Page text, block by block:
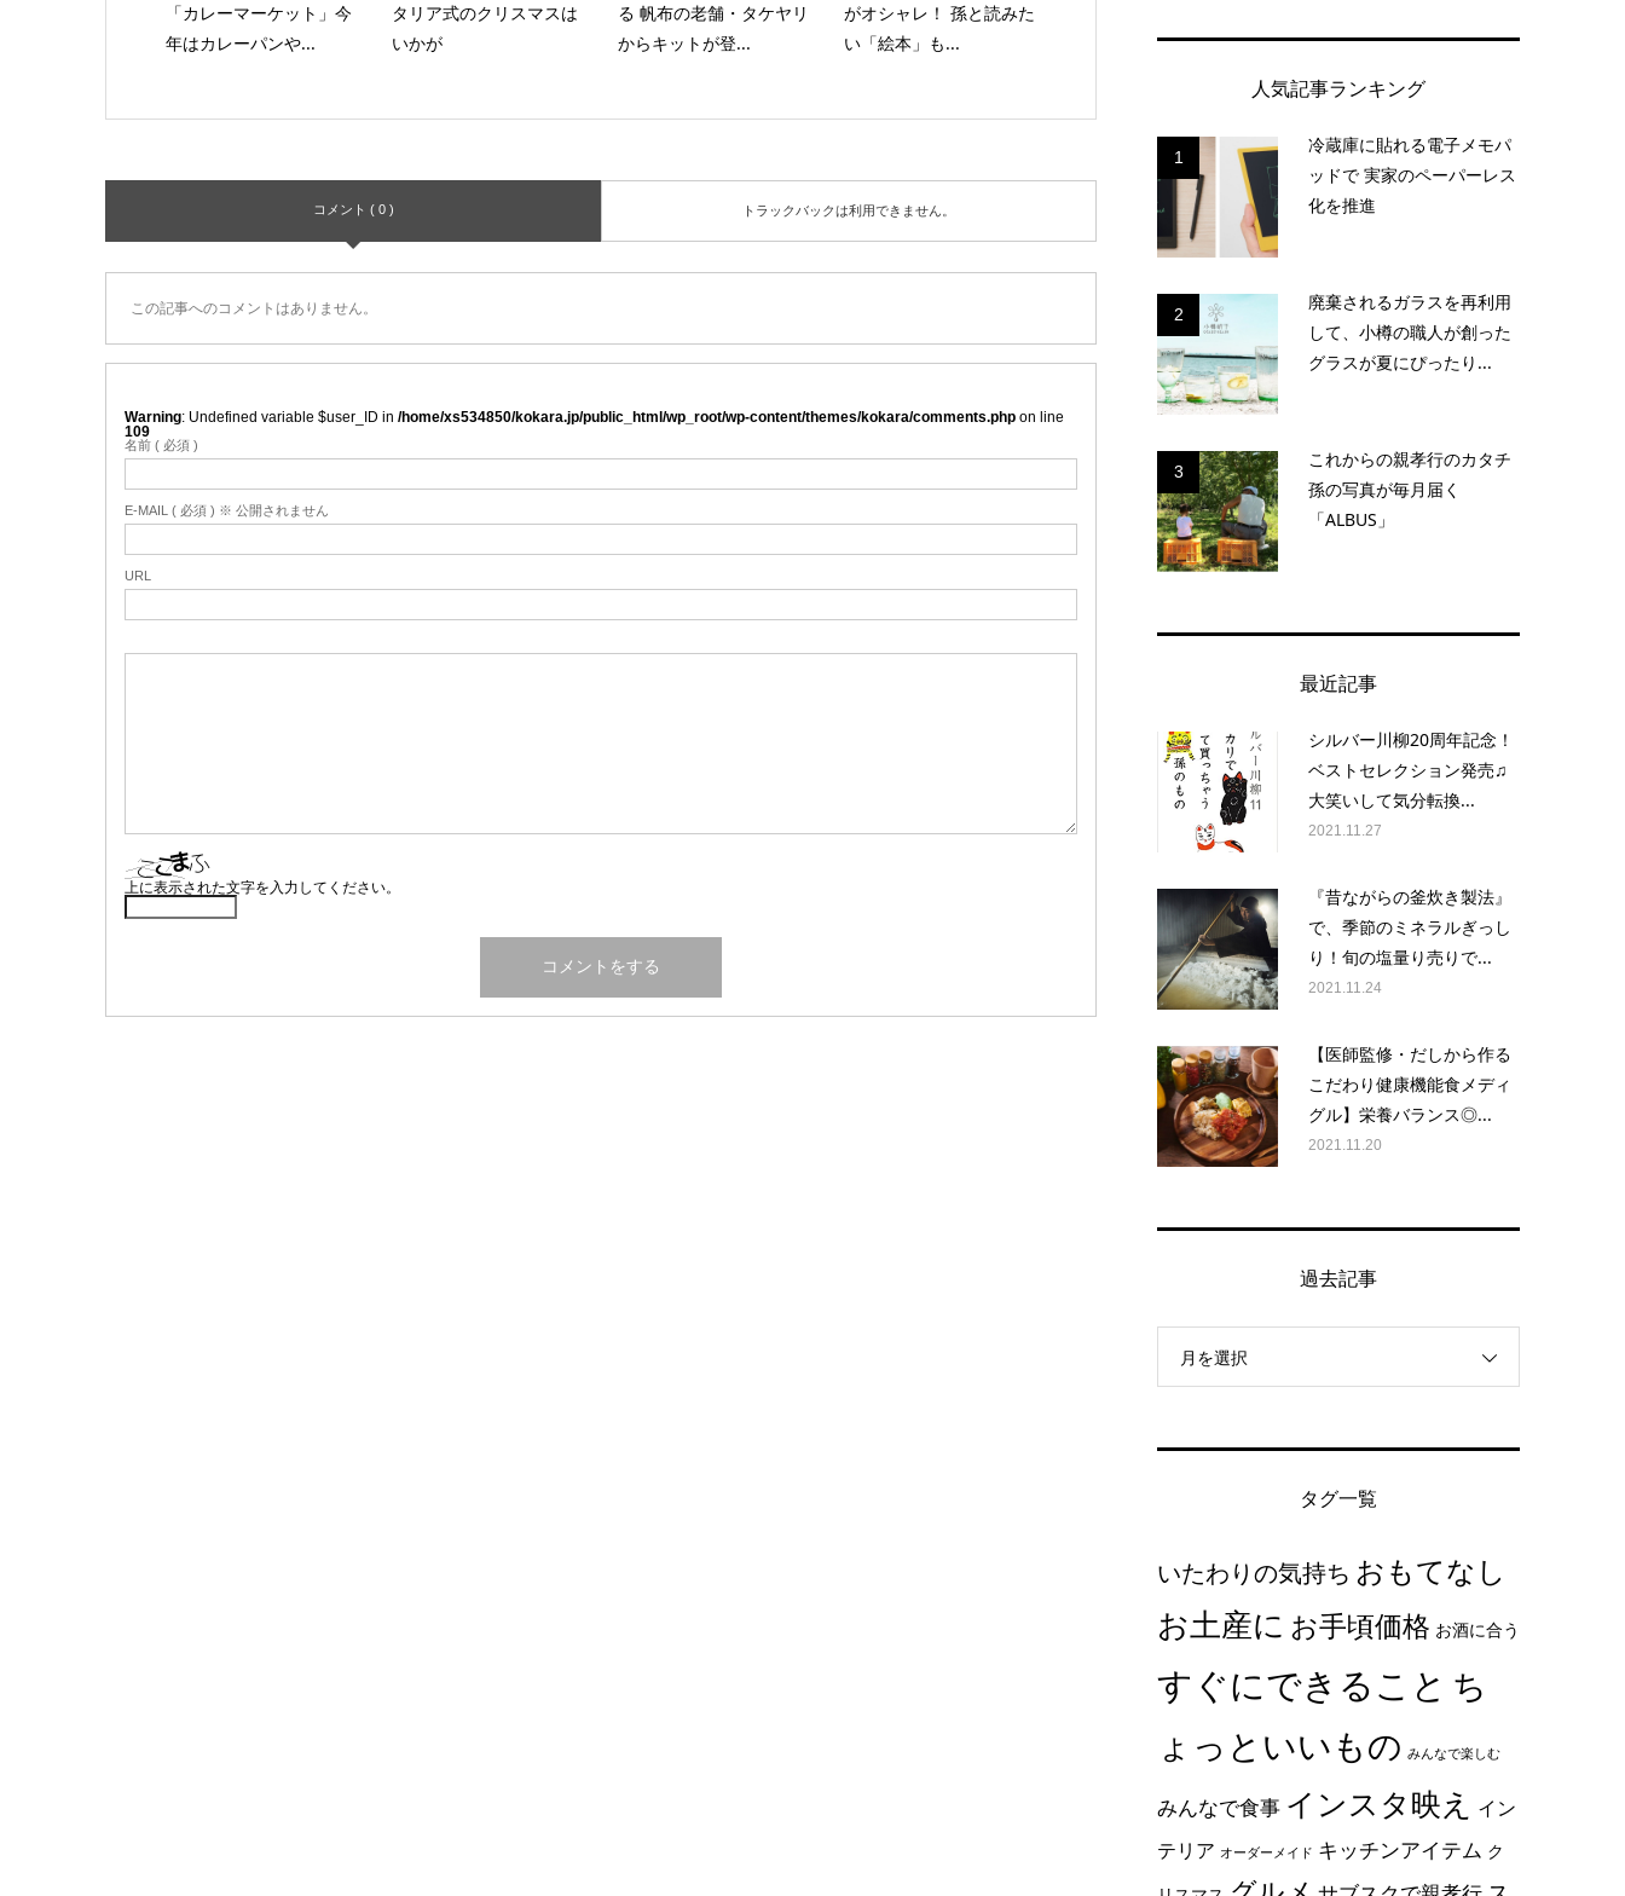
「カレーマーケット」今
年はカレーパンや...
タリア式のクリスマスは
いかが
る 帆布の老舗・タケヤリ
からキットが登...
がオシャレ！ 孫と読みた
い「絵本」も...
コメント ( 0 ) トラックバックは利用できません。
この記事へのコメントはありません。
Warning : Undefined variable $user_ID in /home/xs534850/kokara.jp/public_html/wp_root/wp-content/themes/kokara/comments.php on line
109
名前 ( 必須 )
E-MAIL ( 必須 ) ※ 公開されません
URL
上に表示された文字を入力してください。
人気記事ランキング
1
冷蔵庫に貼れる電子メモパ
ッドで 実家のペーパーレス
化を推進
2
廃棄されるガラスを再利用
して、小樽の職人が創った
グラスが夏にぴったり...
3
これからの親孝行のカタチ
孫の写真が毎月届く
「ALBUS」
最近記事
シルバー川柳20周年記念！
ベストセレクション発売♫
大笑いして気分転換...
2021.11.27
『昔ながらの釜炊き製法』
で、季節のミネラルぎっし
り！旬の塩量り売りで...
2021.11.24
【医師監修・だしから作る
こだわり健康機能食メディ
グル】栄養バランス◎...
2021.11.20
過去記事
月を選択
タグ一覧
いたわりの気持ち おもてなし
お土産に お手頃価格 お酒に合う
すぐにできること ち
ょっといいもの みんなで楽しむ
みんなで食事 インスタ映え イン
テリア オーダーメイド キッチンアイテム ク